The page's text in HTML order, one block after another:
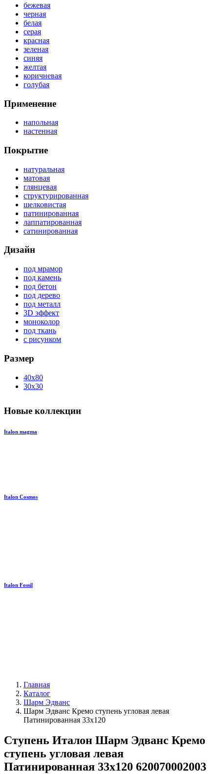
бежевая
черная
белая
серая
красная
зеленая
синяя
желтая
коричневая
голубая
Применение
напольная
настенная
Покрытие
натуральная
матовая
глянцевая
структурированная
шелковистая
патинированная
лаппатированная
сатинированная
Дизайн
под мрамор
под камень
под бетон
под дерево
под металл
3D эффект
моноколор
под ткань
с рисунком
Размер
40x80
30x30
Новые коллекции
Italon magma
Italon Cosmos
Italon Fossil
Главная
Каталог
Шарм Эдванс
Шарм Эдванс Кремо ступень угловая левая
Патинированная 33x120
Ступень Италон Шарм Эдванс Кремо
ступень угловая левая
Патинированная 33x120 620070002003